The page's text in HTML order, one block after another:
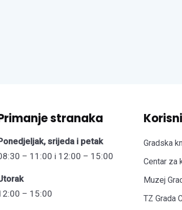
stranaka
srijeda i petak
– 11:00 i 12:00 – 15:00
– 15:00
Gradska
Centar za
Muzej
TZ Grada